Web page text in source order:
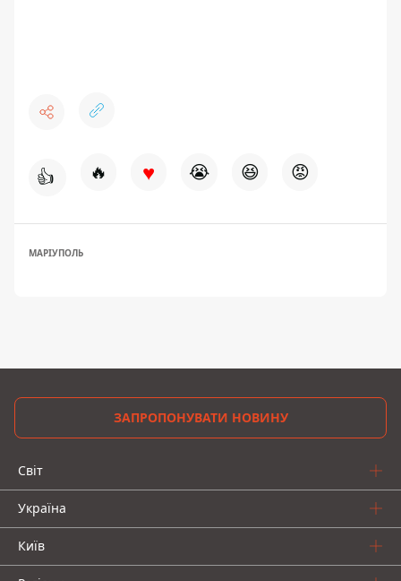
👍 🔥 ♥ 😭 😆 😡
МАРІУПОЛЬ
ЗАПРОПОНУВАТИ НОВИНУ
Світ
Україна
Київ